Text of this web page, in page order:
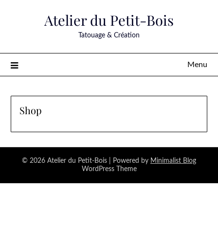
Atelier du Petit-Bois
Tatouage & Création
Menu
Shop
© 2026 Atelier du Petit-Bois | Powered by Minimalist Blog
WordPress Theme